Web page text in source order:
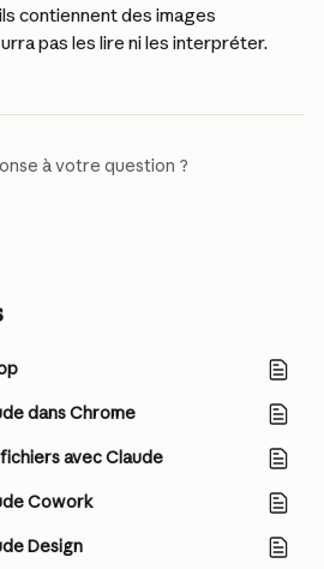
contiennent des images
pas les lire ni les interpréter.
à votre question ?
dans Chrome
avec Claude
Cowork
Design